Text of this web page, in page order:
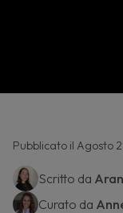
Pubblicato il Agosto
Scritto da
Curato da